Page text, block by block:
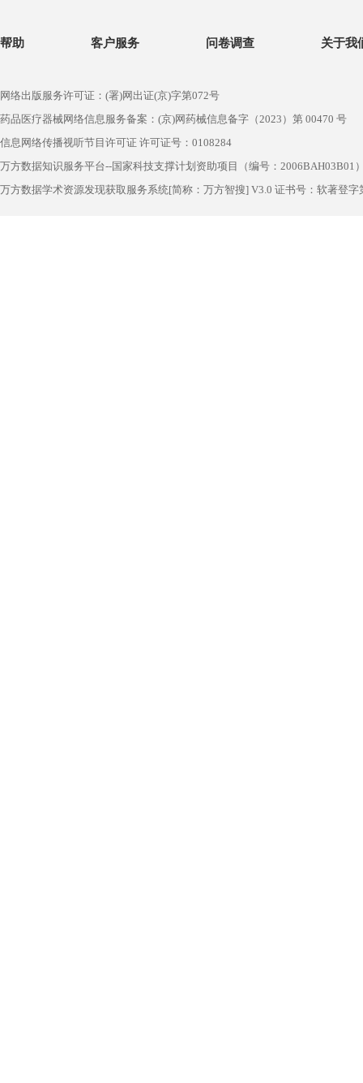
帮助 客户服务 问卷调查 关于我
网络出版服务许可证：(署)网出证(京)字第072号
药品医疗器械网络信息服务备案：(京)网药械信息备字（2023）第 00470 号
信息网络传播视听节目许可证 许可证号：0108284
万方数据知识服务平台--国家科技支撑计划资助项目（编号：2006BAH03B01
万方数据学术资源发现获取服务系统[简称：万方智搜] V3.0 证书号：软著登字